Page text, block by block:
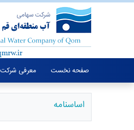
صفحه نخست معرفی شرکت
اساسنامه